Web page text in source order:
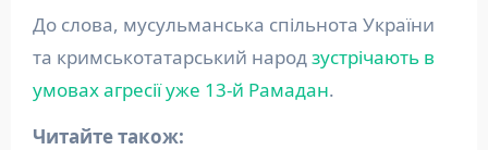
До слова, мусульманська спільнота України
та кримськотатарський народзустрічають в
умовах агресії уже 13-й Рамадан.
Читайте також: